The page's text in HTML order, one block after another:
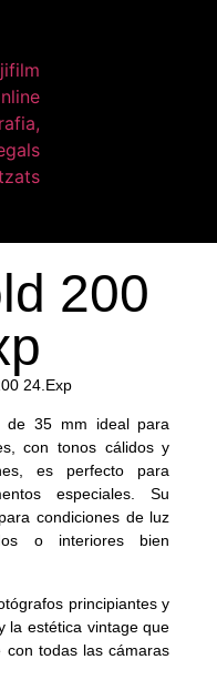
200
24.Exp
35 mm ideal para
con tonos cálidos y
, es perfecto para
especiales. Su
condiciones de luz
o interiores bien
principiantes y
la estética vintage que
con todas las cámaras